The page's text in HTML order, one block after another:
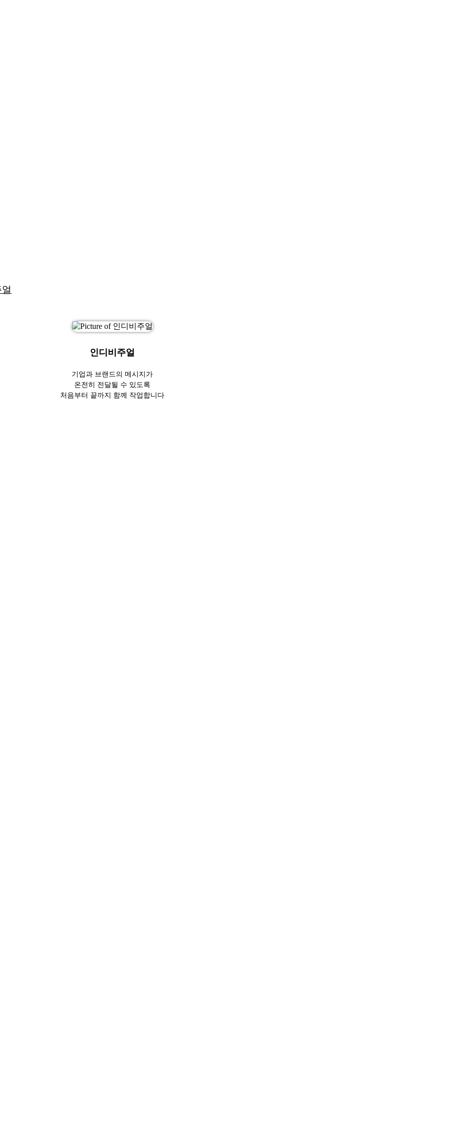
인디비주얼
기업과 브랜드의 메시지가
온전히 전달될 수 있도록
처음부터 끝까지 함께 작업합니다